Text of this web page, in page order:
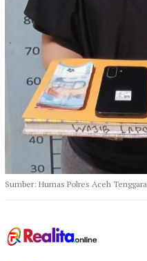
Sumber: Humas Polres Aceh Tenggara